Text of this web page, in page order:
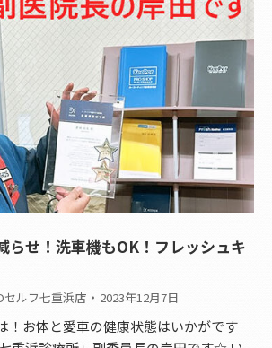
らせ！洗車機もOK！フレッシュキ
セルフ七重浜店 2023年12月7日
！お体と愛車の健康状態はいかがです